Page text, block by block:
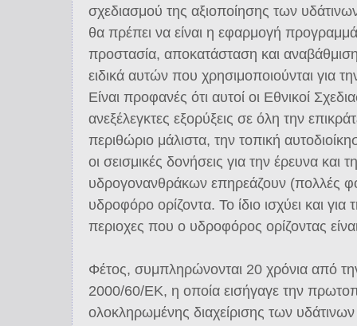
σχεδιασμού της αξιοποίησης των
θα πρέπει να είναι η εφαρμογή
προστασία, αποκατάσταση και
ειδικά αυτών που χρησιμοποιούνται για
Είναι προφανές ότι αυτοί οι Εθνικοί
ανεξέλεγκτες εξορύξεις σε όλη την
περιθώριο μάλιστα, την τοπική
οι σεισμικές δονήσεις για την έρευνα και
υδρογονανθράκων επηρεάζουν (πολλές
υδροφόρο ορίζοντα. Το ίδιο ισχύει και
περιοχες που ο υδροφόρος ορίζοντας
Φέτος, συμπληρώνονται 20 χρόνια από
2000/60/ΕΚ, η οποία εισήγαγε την
ολοκληρωμένης διαχείρισης των